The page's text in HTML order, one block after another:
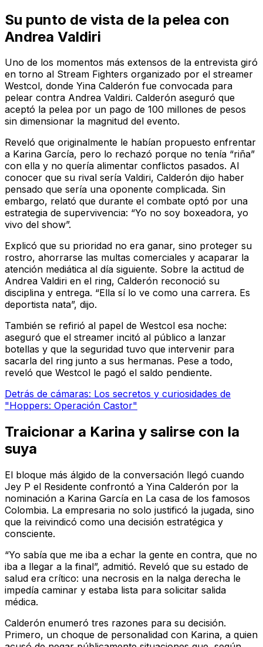
Su punto de vista de la pelea con
Andrea Valdiri
Uno de los momentos más extensos de la entrevista giró
en torno al Stream Fighters organizado por el streamer
Westcol, donde Yina Calderón fue convocada para
pelear contra Andrea Valdiri. Calderón aseguró que
aceptó la pelea por un pago de 100 millones de pesos
sin dimensionar la magnitud del evento.
Reveló que originalmente le habían propuesto enfrentar
a Karina García, pero lo rechazó porque no tenía “riña”
con ella y no quería alimentar conflictos pasados. Al
conocer que su rival sería Valdiri, Calderón dijo haber
pensado que sería una oponente complicada. Sin
embargo, relató que durante el combate optó por una
estrategia de supervivencia: “Yo no soy boxeadora, yo
vivo del show”.
Explicó que su prioridad no era ganar, sino proteger su
rostro, ahorrarse las multas comerciales y acaparar la
atención mediática al día siguiente. Sobre la actitud de
Andrea Valdiri en el ring, Calderón reconoció su
disciplina y entrega. “Ella sí lo ve como una carrera. Es
deportista nata”, dijo.
También se refirió al papel de Westcol esa noche:
aseguró que el streamer incitó al público a lanzar
botellas y que la seguridad tuvo que intervenir para
sacarla del ring junto a sus hermanas. Pese a todo,
reveló que Westcol le pagó el saldo pendiente.
Detrás de cámaras: Los secretos y curiosidades de
"Hoppers: Operación Castor"
Traicionar a Karina y salirse con la
suya
El bloque más álgido de la conversación llegó cuando
Jey P el Residente confrontó a Yina Calderón por la
nominación a Karina García en La casa de los famosos
Colombia. La empresaria no solo justificó la jugada, sino
que la reivindicó como una decisión estratégica y
consciente.
“Yo sabía que me iba a echar la gente en contra, que no
iba a llegar a la final”, admitió. Reveló que su estado de
salud era crítico: una necrosis en la nalga derecha le
impedía caminar y estaba lista para solicitar salida
médica.
Calderón enumeró tres razones para su decisión.
Primero, un choque de personalidad con Karina, a quien